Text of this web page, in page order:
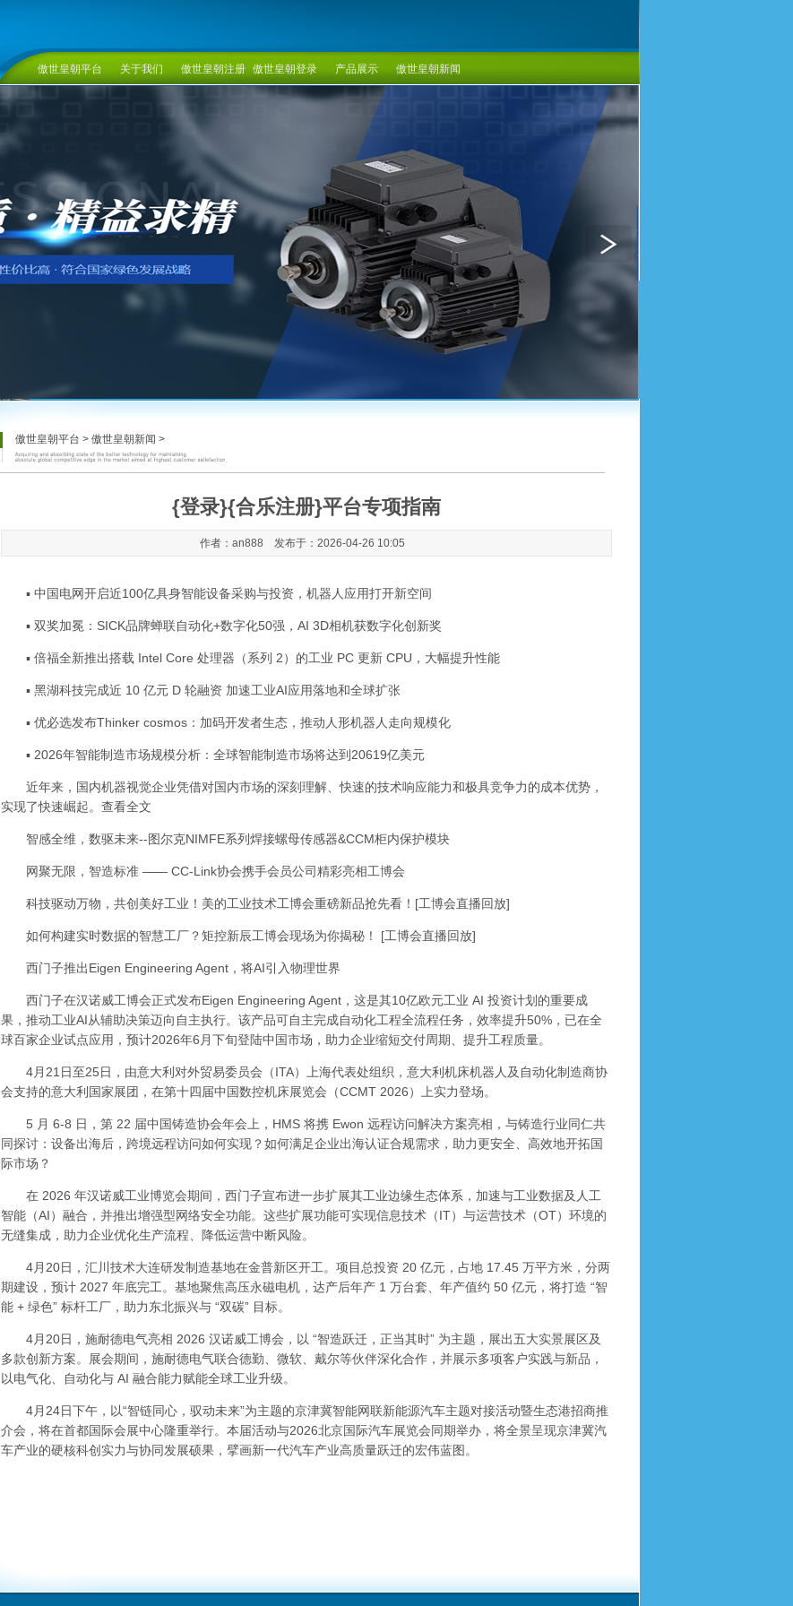
傲世皇朝平台 关于我们 傲世皇朝注册 傲世皇朝登录 产品展示 傲世皇朝新闻
傲世皇朝平台 > 傲世皇朝新闻 >
{登录}{合乐注册}平台专项指南
作者：an888 发布于：2026-04-26 10:05
▪ 中国电网开启近100亿具身智能设备采购与投资，机器人应用打开新空间
▪ 双奖加冕：SICK品牌蝉联自动化+数字化50强，AI 3D相机获数字化创新奖
▪ 倍福全新推出搭载 Intel Core 处理器（系列 2）的工业 PC 更新 CPU，大幅提升性能
▪ 黑湖科技完成近 10 亿元 D 轮融资 加速工业AI应用落地和全球扩张
▪ 优必选发布Thinker cosmos：加码开发者生态，推动人形机器人走向规模化
▪ 2026年智能制造市场规模分析：全球智能制造市场将达到20619亿美元
近年来，国内机器视觉企业凭借对国内市场的深刻理解、快速的技术响应能力和极具竞争力的成本优势，
实现了快速崛起。查看全文
智感全维，数驱未来--图尔克NIMFE系列焊接螺母传感器&CCM柜内保护模块
网聚无限，智造标准 —— CC-Link协会携手会员公司精彩亮相工博会
科技驱动万物，共创美好工业！美的工业技术工博会重磅新品抢先看！[工博会直播回放]
如何构建实时数据的智慧工厂？矩控新辰工博会现场为你揭秘！ [工博会直播回放]
西门子推出Eigen Engineering Agent，将AI引入物理世界
西门子在汉诺威工博会正式发布Eigen Engineering Agent，这是其10亿欧元工业 AI 投资计划的重要成
果，推动工业AI从辅助决策迈向自主执行。该产品可自主完成自动化工程全流程任务，效率提升50%，已在全
球百家企业试点应用，预计2026年6月下旬登陆中国市场，助力企业缩短交付周期、提升工程质量。
4月21日至25日，由意大利对外贸易委员会（ITA）上海代表处组织，意大利机床机器人及自动化制造商协
会支持的意大利国家展团，在第十四届中国数控机床展览会（CCMT 2026）上实力登场。
5 月 6-8 日，第 22 届中国铸造协会年会上，HMS 将携 Ewon 远程访问解决方案亮相，与铸造行业同仁共
同探讨：设备出海后，跨境远程访问如何实现？如何满足企业出海认证合规需求，助力更安全、高效地开拓国
际市场？
在 2026 年汉诺威工业博览会期间，西门子宣布进一步扩展其工业边缘生态体系，加速与工业数据及人工
智能（AI）融合，并推出增强型网络安全功能。这些扩展功能可实现信息技术（IT）与运营技术（OT）环境的
无缝集成，助力企业优化生产流程、降低运营中断风险。
4月20日，汇川技术大连研发制造基地在金普新区开工。项目总投资 20 亿元，占地 17.45 万平方米，分两
期建设，预计 2027 年底完工。基地聚焦高压永磁电机，达产后年产 1 万台套、年产值约 50 亿元，将打造 “智
能 + 绿色” 标杆工厂，助力东北振兴与 “双碳” 目标。
4月20日，施耐德电气亮相 2026 汉诺威工博会，以 “智造跃迁，正当其时” 为主题，展出五大实景展区及
多款创新方案。展会期间，施耐德电气联合德勤、微软、戴尔等伙伴深化合作，并展示多项客户实践与新品，
以电气化、自动化与 AI 融合能力赋能全球工业升级。
4月24日下午，以“智链同心，驭动未来”为主题的京津冀智能网联新能源汽车主题对接活动暨生态港招商推
介会，将在首都国际会展中心隆重举行。本届活动与2026北京国际汽车展览会同期举办，将全景呈现京津冀汽
车产业的硬核科创实力与协同发展硕果，擘画新一代汽车产业高质量跃迁的宏伟蓝图。